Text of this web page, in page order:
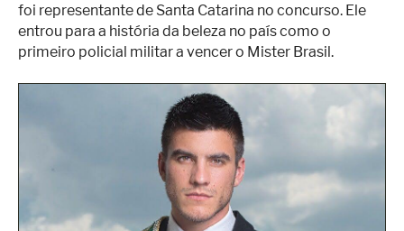
foi representante de Santa Catarina no concurso. Ele
entrou para a história da beleza no país como o
primeiro policial militar a vencer o Mister Brasil.